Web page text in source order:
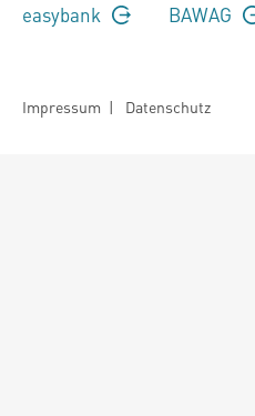
easybank BAWAG
Impressum | Datenschutz